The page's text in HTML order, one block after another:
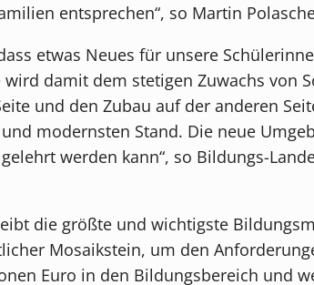
entsprechen“, so Martin
etwas Neues für unsere
damit dem stetigen Zuwachs von
und den Zubau auf der anderen
modernsten Stand. Die neue
werden kann“, so Bildungs-
die größte und wichtigste
Mosaikstein, um den
Euro in den Bildungsbereich und